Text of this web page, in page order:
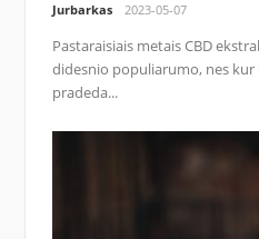
Jurbarkas 2023-05-07
Pastaraisiais metais CBD
didesnio populiarumo, nes kur
pradeda...